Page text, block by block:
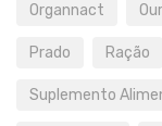
Organnact
Prado Ração
Suplemento